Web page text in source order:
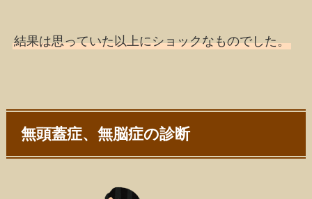
結果は思っていた以上にショックなものでした。
無頭蓋症、無脳症の診断